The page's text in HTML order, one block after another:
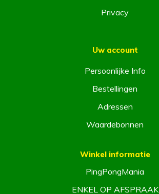
Privacy
Uw account
Persoonlijke Info
Bestellingen
Adressen
Waardebonnen
Winkel informatie
PingPongMania
ENKEL OP AFSPRAAK